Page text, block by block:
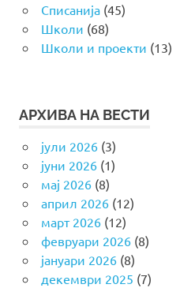
Списанија(45)
Школи (68)
Школи и проекти (13)
АРХИВА НА ВЕСТИ
јули 2026(3)
јуни 2026(1)
мај 2026(8)
април 2026(12)
март 2026(12)
февруари 2026(8)
јануари 2026(8)
декември 2025 (7)